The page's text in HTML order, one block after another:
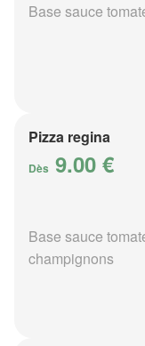
Base sauce
Pizza regina
Dès 9.00 €
Base sauce
champignons